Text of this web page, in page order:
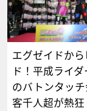
エグゼイドか
ド！平成ライ
のバトンタッ
客千人超が熱狂